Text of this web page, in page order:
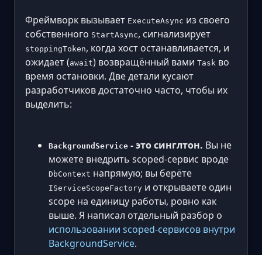
Фреймворк вызывает ExecuteAsync из своего
собственного StartAsync, сигнализирует
stoppingToken, когда хост останавливается, и
ожидает (await) возвращённый вами Task во
время остановки. Две детали кусают
разработчиков достаточно часто, чтобы их
выделить:
BackgroundService - это синглтон. Вы не
можете внедрить scoped-сервис вроде
DbContext напрямую; вы берёте
IServiceScopeFactory и открываете один
scope на единицу работы, ровно как
выше. Я написал отдельный разбор о
использовании scoped-сервисов внутри
BackgroundService.